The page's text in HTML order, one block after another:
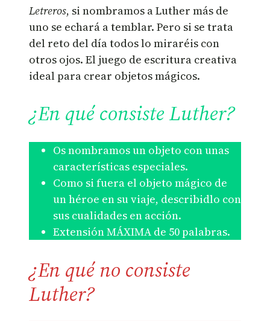
Letreros, si nombramos a Luther más de
uno se echará a temblar. Pero si se trata
del reto del día todos lo miraréis con
otros ojos. El juego de escritura creativa
ideal para crear objetos mágicos.
¿En qué consiste Luther?
Os nombramos un objeto con unas
características especiales.
Como si fuera el objeto mágico de
un héroe en su viaje, describidlo con
sus cualidades en acción.
Extensión MÁXIMA de 50 palabras.
¿En qué no consiste
Luther?